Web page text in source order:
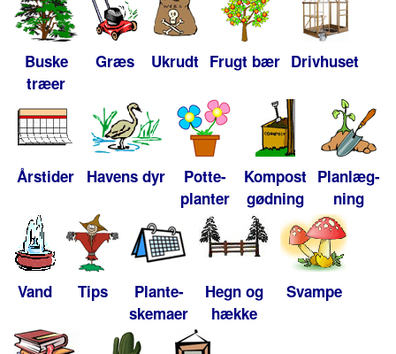
Buske
træer
Græs Ukrudt Frugt bær Drivhuset
Årstider Havens dyr
Potte-
planter
Kompost
gødning
Planlæg-
ning
Vand Tips
Plante-
skemaer
Hegn og
hække
Svampe